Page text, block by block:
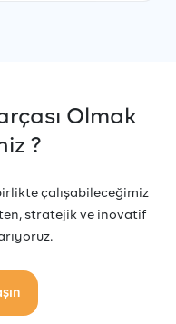
Olmak
?
çalışabileceğimiz
stratejik ve inovatif